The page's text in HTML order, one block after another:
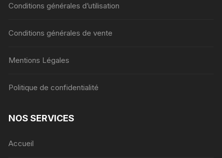
Conditions générales d’utilisation
Conditions générales de vente
Mentions Légales
Politique de confidentialité
NOS SERVICES
Accueil